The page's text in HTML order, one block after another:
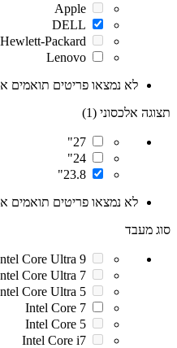
Apple
DELL
Hewlett-Packard
Lenovo
לא נמצאו פריטים תואמים
תצוגה אלכסוני (1)
27"
24"
23.8"
לא נמצאו פריטים תואמים
סוג מעבד
Core Ultra 9
Core Ultra 7
Core Ultra 5
Intel Core 7
Intel Core 5
Intel Core i7